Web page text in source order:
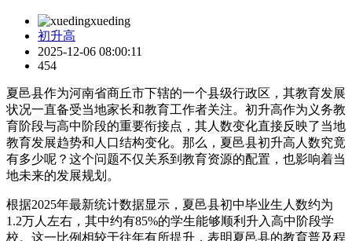
xueding
初升高
2025-12-06 08:00:11
454
夏邑县作为河南省商丘市下辖的一个县级行政区，其教育发展
状况一直备受当地家长和教育工作者关注。初升高作为义务教
育阶段与高中阶段的重要衔接点，其人数变化直接反映了当地
教育发展趋势和人口结构变化。那么，夏邑县初升高人数究竟
有多少呢？这个问题不仅关系到教育资源的配置，也影响着当
地未来的发展规划。
根据2025年最新统计数据显示，夏邑县初中毕业生人数约为
1.2万人左右，其中约有85%的学生能够顺利升入高中阶段学
校。这一比例相较于往年有所提升，表明夏邑县的教育普及程